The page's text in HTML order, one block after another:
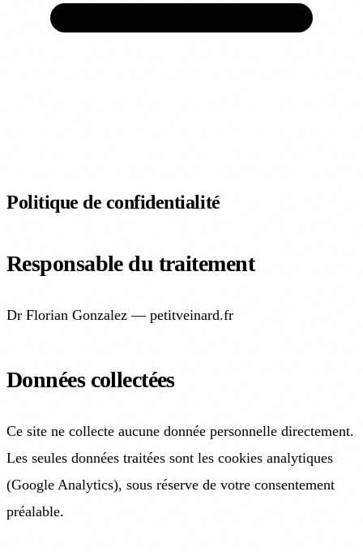
Politique de confidentialité
Responsable du traitement
Dr Florian Gonzalez — petitveinard.fr
Données collectées
Ce site ne collecte aucune donnée personnelle directement.
Les seules données traitées sont les cookies analytiques
(Google Analytics), sous réserve de votre consentement
préalable.